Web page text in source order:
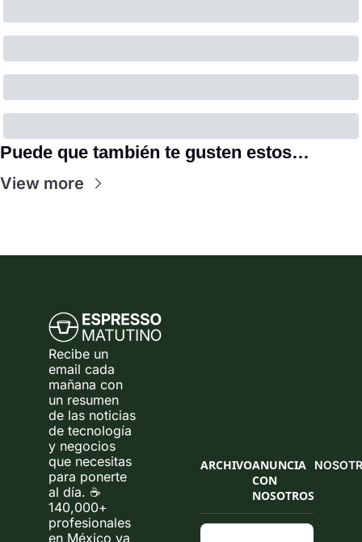
Puede que también te gusten estos…
View more
Recibe un
email cada
mañana con
un resumen
de las noticias
de tecnología
y negocios
que necesitas
para ponerte
al día. ☕
140,000+
profesionales
en México ya
ARCHIVOANUNCIA
CON
NOSOTROS